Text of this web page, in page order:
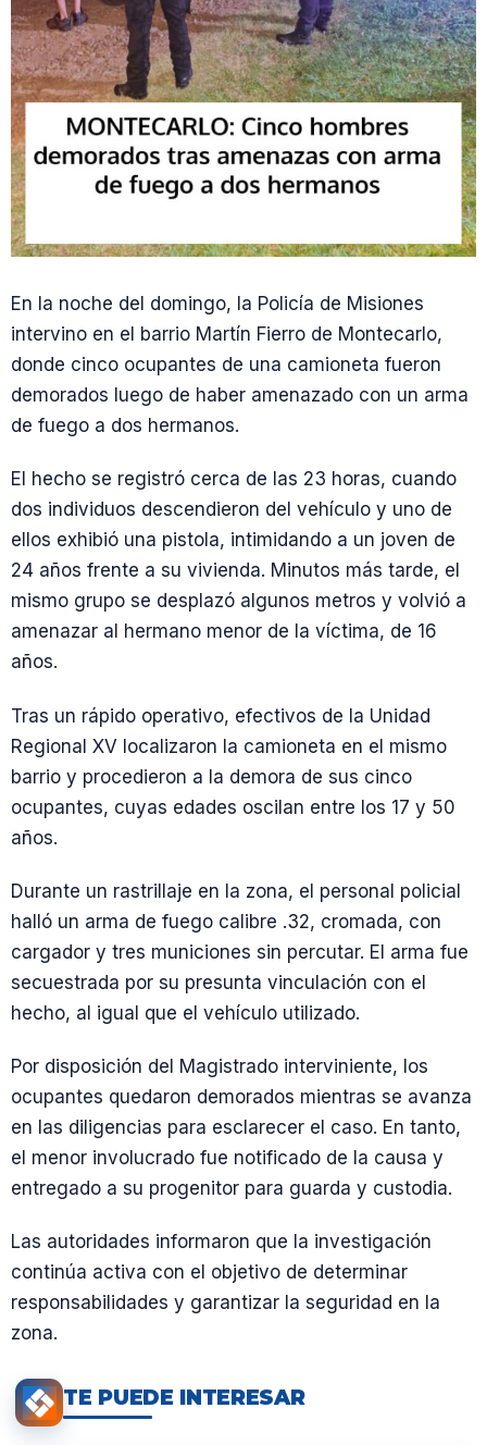
En la noche del domingo, la Policía de Misiones
intervino en el barrio Martín Fierro de Montecarlo,
donde cinco ocupantes de una camioneta fueron
demorados luego de haber amenazado con un arma
de fuego a dos hermanos.
El hecho se registró cerca de las 23 horas, cuando
dos individuos descendieron del vehículo y uno de
ellos exhibió una pistola, intimidando a un joven de
24 años frente a su vivienda. Minutos más tarde, el
mismo grupo se desplazó algunos metros y volvió a
amenazar al hermano menor de la víctima, de 16
años.
Tras un rápido operativo, efectivos de la Unidad
Regional XV localizaron la camioneta en el mismo
barrio y procedieron a la demora de sus cinco
ocupantes, cuyas edades oscilan entre los 17 y 50
años.
Durante un rastrillaje en la zona, el personal policial
halló un arma de fuego calibre .32, cromada, con
cargador y tres municiones sin percutar. El arma fue
secuestrada por su presunta vinculación con el
hecho, al igual que el vehículo utilizado.
Por disposición del Magistrado interviniente, los
ocupantes quedaron demorados mientras se avanza
en las diligencias para esclarecer el caso. En tanto,
el menor involucrado fue notificado de la causa y
entregado a su progenitor para guarda y custodia.
Las autoridades informaron que la investigación
continúa activa con el objetivo de determinar
responsabilidades y garantizar la seguridad en la
zona.
TE PUEDE INTERESAR